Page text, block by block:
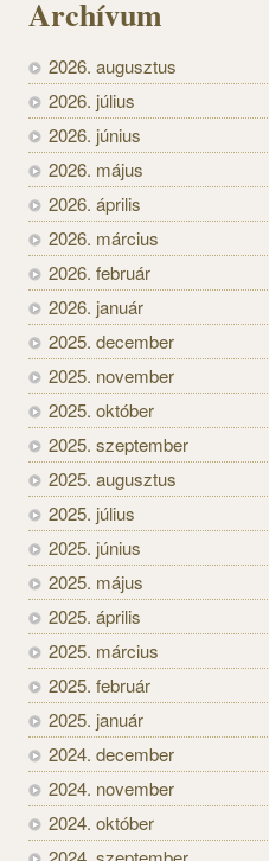
Archívum
2026. augusztus
2026. július
2026. június
2026. május
2026. április
2026. március
2026. február
2026. január
2025. december
2025. november
2025. október
2025. szeptember
2025. augusztus
2025. július
2025. június
2025. május
2025. április
2025. március
2025. február
2025. január
2024. december
2024. november
2024. október